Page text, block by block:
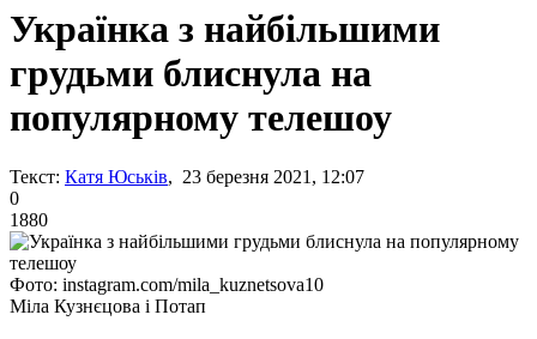
Українка з найбільшими
грудьми блиснула на
популярному телешоу
Текст: Катя Юськів, 23 березня 2021, 12:07
0
1880
Фото: instagram.com/mila_kuznetsova10
Міла Кузнєцова і Потап